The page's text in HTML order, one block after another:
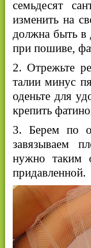
семьдесят
изменить на
должна быть в
при пошиве,
2. Отрежьте
талии минус
оденьте для
крепить
3. Берем по
завязываем
нужно таким
придавленной.